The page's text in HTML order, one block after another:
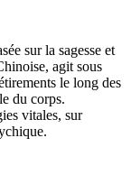
sur la sagesse et
agit sous
le long des
du corps.
vitales, sur